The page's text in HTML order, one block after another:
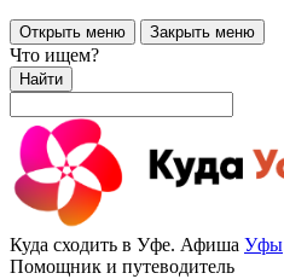
Открыть меню Закрыть меню
Что ищем?
Найти
Куда сходить в Уфе. Афиша Уфы
Помощник и путеводитель